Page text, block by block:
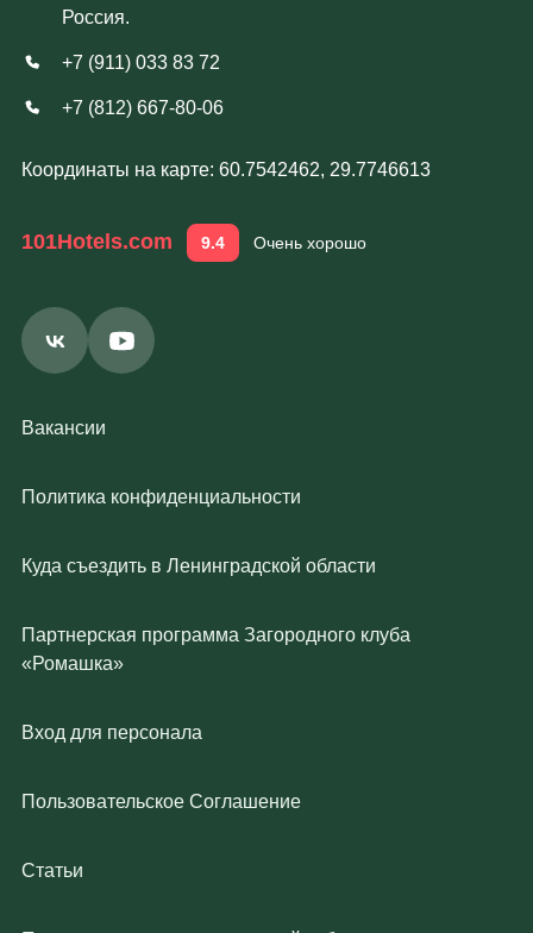
Россия.
+7 (911) 033 83 72
+7 (812) 667-80-06
Координаты на карте: 60.7542462, 29.7746613
101Hotels.com 9.4 Очень хорошо
Вакансии
Политика конфиденциальности
Куда съездить в Ленинградской области
Партнерская программа Загородного клуба
«Ромашка»
Вход для персонала
Пользовательское Соглашение
Статьи